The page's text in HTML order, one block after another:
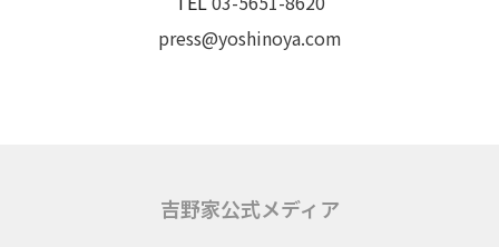
press@yoshinoya.com
吉野家公式メディア